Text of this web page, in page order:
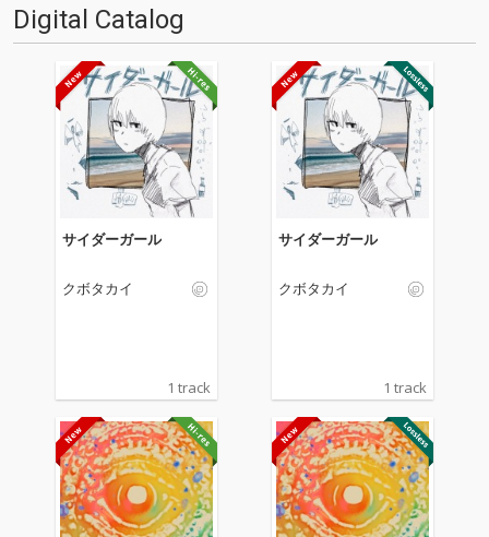
Digital Catalog
サイダーガール
クボタカイ
1 track
サイダーガール
クボタカイ
1 track